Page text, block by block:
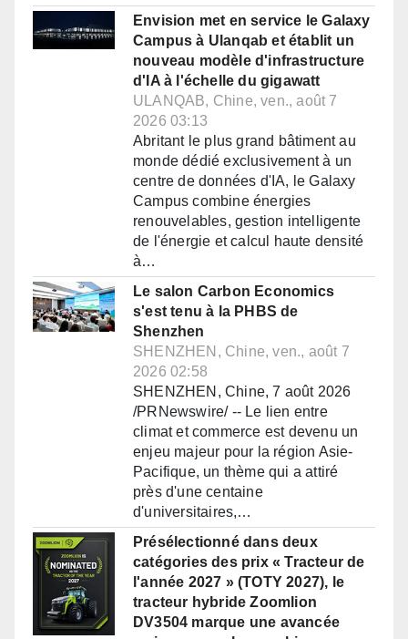
Envision met en service le Galaxy
Campus à Ulanqab et établit un
nouveau modèle d'infrastructure
d'IA à l'échelle du gigawatt
ULANQAB, Chine, ven., août 7
2026 03:13
Abritant le plus grand bâtiment au
monde dédié exclusivement à un
centre de données d'IA, le Galaxy
Campus combine énergies
renouvelables, gestion intelligente
de l'énergie et calcul haute densité
à…
Le salon Carbon Economics
s'est tenu à la PHBS de
Shenzhen
SHENZHEN, Chine, ven., août 7
2026 02:58
SHENZHEN, Chine, 7 août 2026
/PRNewswire/ -- Le lien entre
climat et commerce est devenu un
enjeu majeur pour la région Asie-
Pacifique, un thème qui a attiré
près d'une centaine
d'universitaires,…
Présélectionné dans deux
catégories des prix « Tracteur de
l'année 2027 » (TOTY 2027), le
tracteur hybride Zoomlion
DV3504 marque une avancée